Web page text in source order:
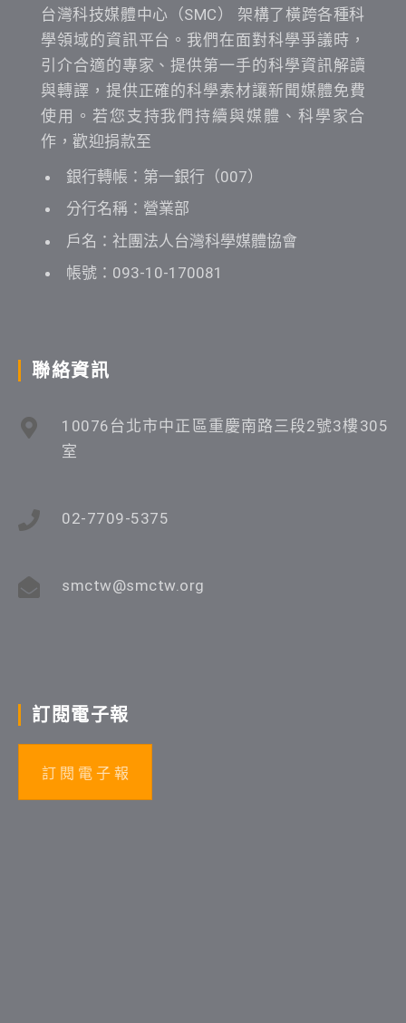
台灣科技媒體中心（SMC） 架構了橫跨各種科
學領域的資訊平台。我們在面對科學爭議時，
引介合適的專家、提供第一手的科學資訊解讀
與轉譯，提供正確的科學素材讓新聞媒體免費
使用。若您支持我們持續與媒體、科學家合
作，歡迎捐款至
銀行轉帳：第一銀行（007）
分行名稱：營業部
戶名：社團法人台灣科學媒體協會
帳號：093-10-170081
聯絡資訊
10076台北市中正區重慶南路三段2號3樓305
室
02-7709-5375
smctw@smctw.org
訂閱電子報
訂 閱 電 子 報